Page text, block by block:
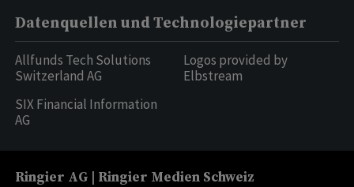
Datenquellen und Technologiepartner
Allfunds Tech Solutions
Switzerland AG
SIX Financial Information
AG
Logos provided by
Elbstream
Ringier AG | Ringier Medien Schweiz